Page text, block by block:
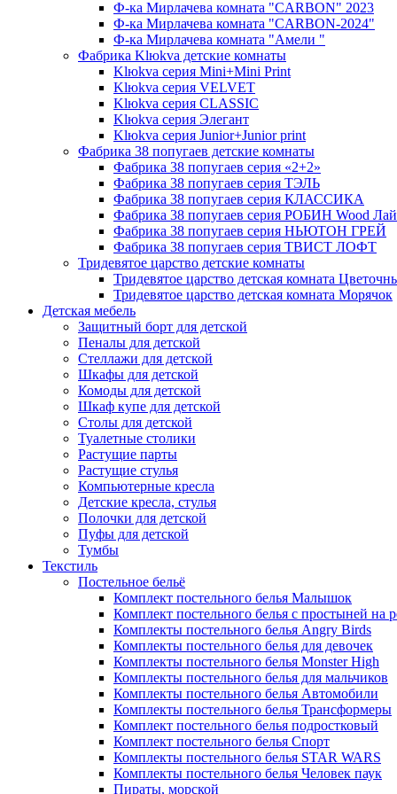
Ф-ка Мирлачева комната "CARBON" 2023
Ф-ка Мирлачева комната "CARBON-2024"
Ф-ка Мирлачева комната "Амели "
Фабрика Klюkva детские комнаты
Klюkva серия Mini+Mini Print
Klюkva серия VELVET
Klюkva серия CLASSIC
Klюkva серия Элегант
Klюkva серия Junior+Junior print
Фабрика 38 попугаев детские комнаты
Фабрика 38 попугаев серия «2+2»
Фабрика 38 попугаев серия ТЭЛЬ
Фабрика 38 попугаев серия КЛАССИКА
Фабрика 38 попугаев серия РОБИН Wood
Фабрика 38 попугаев серия НЬЮТОН ГРЕЙ
Фабрика 38 попугаев серия ТВИСТ ЛОФТ
Тридевятое царство детские комнаты
Тридевятое царство детская комната
Тридевятое царство детская комната Морячок
Детская мебель
Защитный борт для детской
Пеналы для детской
Стеллажи для детской
Шкафы для детской
Комоды для детской
Шкаф купе для детской
Столы для детской
Туалетные столики
Растущие парты
Растущие стулья
Компьютерные кресла
Детские кресла, стулья
Полочки для детской
Пуфы для детской
Тумбы
Текстиль
Постельное бельё
Комплект постельного белья Малышок
Комплект постельного белья с простыней на
Комплекты постельного белья Angry Birds
Комплекты постельного белья для девочек
Комплекты постельного белья Monster High
Комплекты постельного белья для мальчиков
Комплекты постельного белья Автомобили
Комплекты постельного белья Трансформеры
Комплект постельного белья подростковый
Комплект постельного белья Спорт
Комплекты постельного белья STAR WARS
Комплекты постельного белья Человек паук
Пираты, морской